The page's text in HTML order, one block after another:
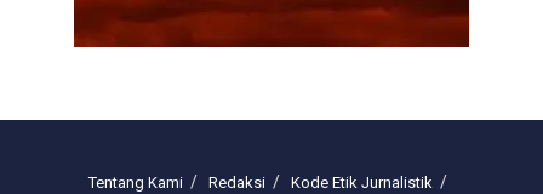
Tentang Kami Redaksi Kode Etik Jurnalistik